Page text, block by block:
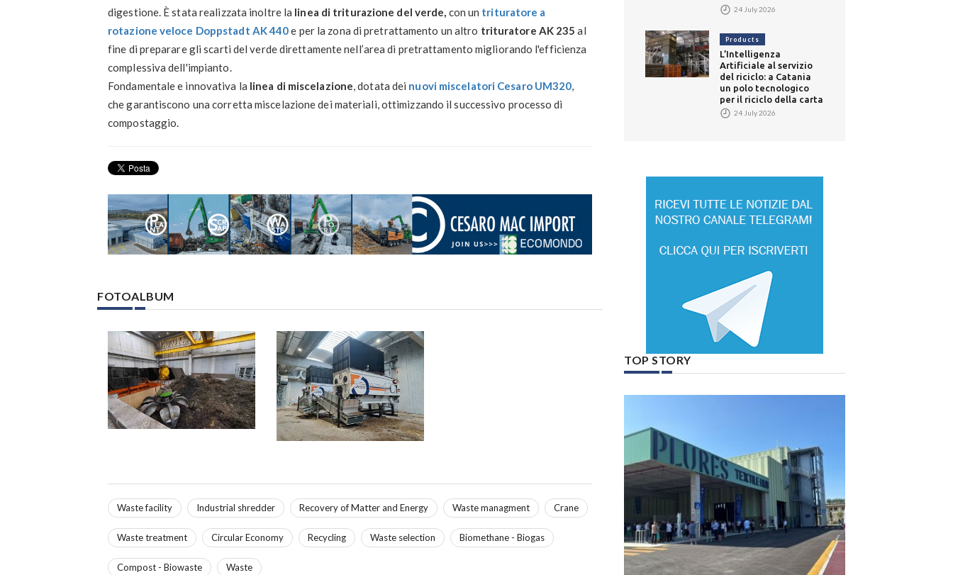
digestione. È stata realizzata inoltre la linea di triturazione del verde, con un trituratore a
rotazione veloce Doppstadt AK 440e per la zona di pretrattamento un altro trituratore AK 235 al
fine di preparare gli scarti del verde direttamente nell’area di pretrattamento migliorando l'efficienza
complessiva dell'impianto.
Fondamentale e innovativa la linea di miscelazione, dotata dei nuovi miscelatori Cesaro UM320,
che garantiscono una corretta miscelazione dei materiali, ottimizzando il successivo processo di
compostaggio.
FOTOALBUM
Waste facility Industrial shredder Recovery of Matter and Energy Waste managment Crane
Waste treatment Circular Economy Recycling Waste selection Biomethane - Biogas
Compost - Biowaste Waste
24 July 2026
Products
L’Intelligenza
Artificiale al servizio
del riciclo: a Catania
un polo tecnologico
per il riciclo della carta
24 July 2026
TOP STORY